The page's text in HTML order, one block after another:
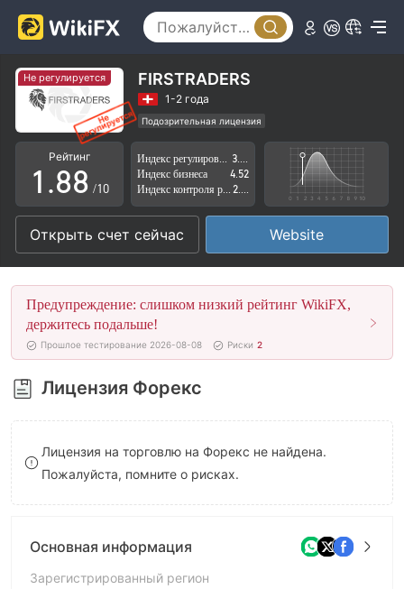
Не регулируется FIRSTRADERS
1-2 года
Подозрительная лицензия
Регион деятельности подозрителен
Высокие потенциальные риски
Рейтинг
0
1
2
3
4
5
6
7
8
9
.
4
5
6
7
8
9
4
5
6
7
8
9
/10
Индекс бизнеса
4.52
Открыть счет сейчас Website
Предупреждение: слишком низкий рейтинг WikiFX,
держитесь подальше!
Прошлое тестирование 2026-08-08 Риски 2
Лицензия Форекс
Лицензия на торговлю на Форекс не найдена.
Пожалуйста, помните о рисках.
Основная информация
Зарегистрированный регион